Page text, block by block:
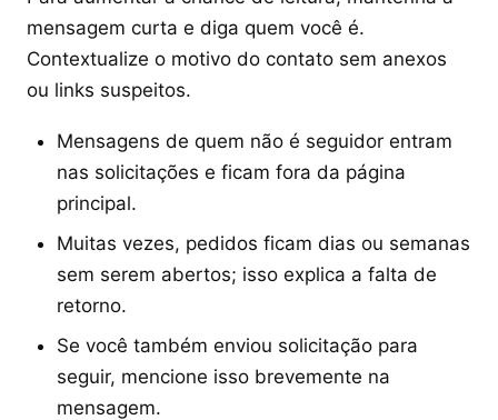
mensagem curta e diga quem você é.
Contextualize o motivo do contato sem anexos
ou links suspeitos.
Mensagens de quem não é seguidor entram
nas solicitações e ficam fora da página
principal.
Muitas vezes, pedidos ficam dias ou semanas
sem serem abertos; isso explica a falta de
retorno.
Se você também enviou solicitação para
seguir, mencione isso brevemente na
mensagem.